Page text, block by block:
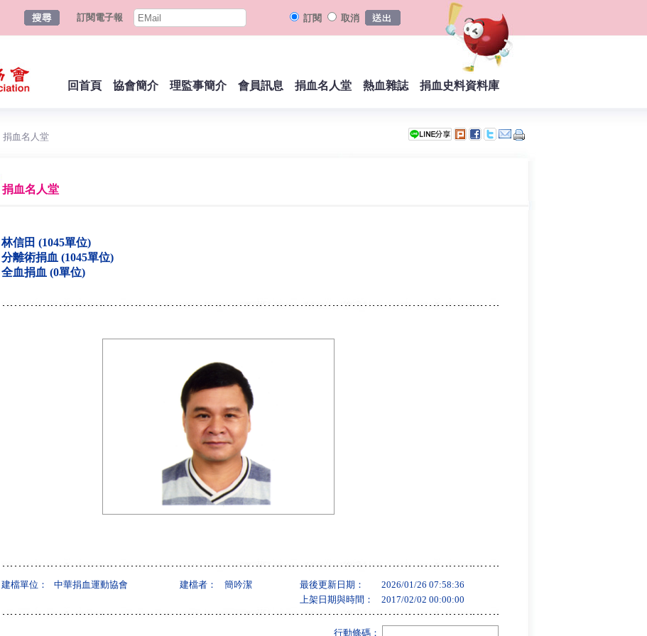
訂閱電子報 訂閱 取消
回首頁 協會簡介 理監事簡介 會員訊息 捐血名人堂 熱血雜誌 捐血史料資料庫
捐血名人堂
捐血名人堂
林信田 (1045單位)
分離術捐血 (1045單位)
全血捐血 (0單位)
建檔單位： 中華捐血運動協會 建檔者： 簡吟潔 最後更新日期：
2026/01/26 07:58:36
上架日期與時間：
2017/02/02 00:00:00
行動條碼：